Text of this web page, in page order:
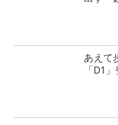
あえて
「D1